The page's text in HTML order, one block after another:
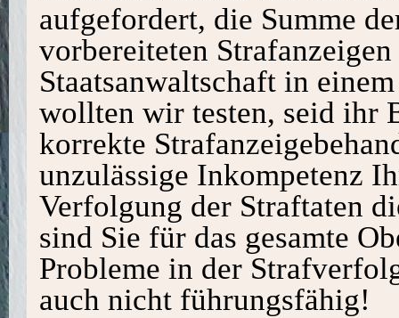
aufgefordert, die Summe
vorbereiteten
Staatsanwaltschaft in
wollten wir testen, seid ihr
korrekte
unzulässige Inkompetenz
Verfolgung der Straftaten
sind Sie für das gesamte
Probleme in der
auch nicht führungsfähig!